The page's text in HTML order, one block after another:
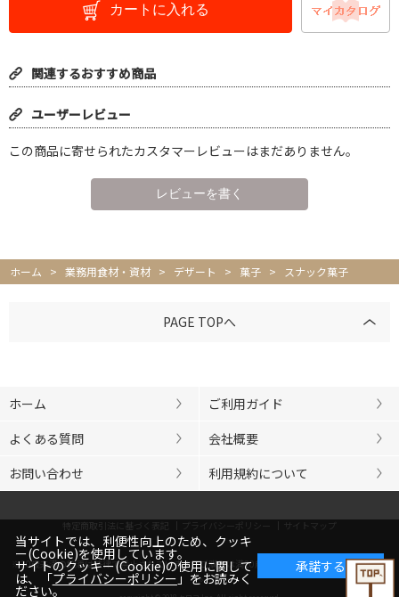
カートに入れる
関連するおすすめ商品
ユーザーレビュー
この商品に寄せられたカスタマーレビューはまだありません。
ホーム > 業務用食材・資材 > デザート > 菓子 > スナック菓子
PAGE TOPへ
ホーム
ご利用ガイド
よくある質問
会社概要
お問い合わせ
利用規約について
特定商取引法に基づく表記 プライバシーポリシー サイトマップ
※20歳未満の飲酒は法律で禁止されています。ご購入は満20歳以上の方に限らせていただきま
す。
当サイトでは、利便性向上のため、クッキ
ー(Cookie)を使用しています。
サイトのクッキー(Cookie)の使用に関して
は、「プライバシーポリシー 」をお読みく
ださい。
承諾する